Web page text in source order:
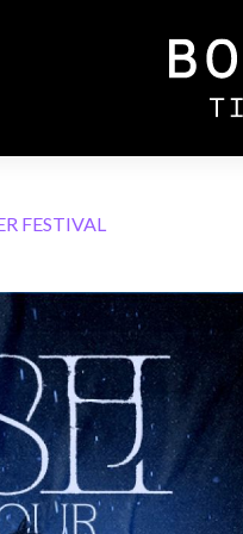
FESTIVAL